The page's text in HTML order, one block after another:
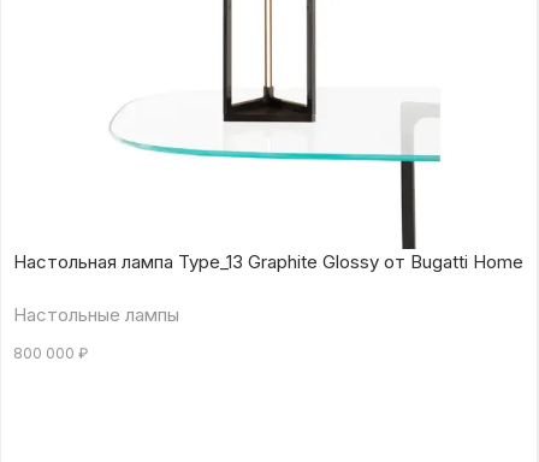
Настольная лампа Type_13 Graphite Glossy от Bugatti Home
Настольные лампы
800 000 ₽